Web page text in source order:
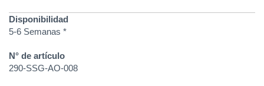
Disponibilidad
5-6 Semanas *
N° de artículo
290-SSG-AO-008